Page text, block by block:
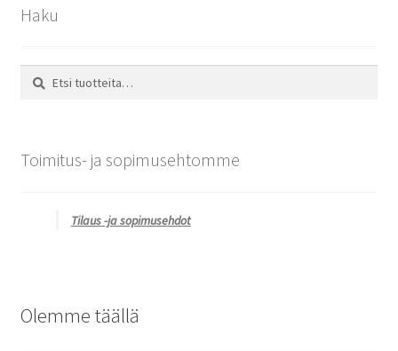
Haku
Etsi:
Haku
Toimitus- ja sopimusehtomme
Tilaus -ja sopimusehdot
Olemme täällä